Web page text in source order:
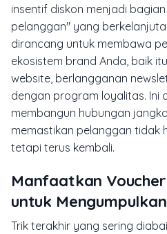
insentif diskon menjadi
pelanggan" yang
dirancang untuk membawa
ekosistem brand Anda, baik
website, berlangganan
dengan program loyalitas. Ini
membangun hubungan
memastikan pelanggan tidak
tetapi terus kembali.
Manfaatkan
untuk
Trik terakhir yang sering